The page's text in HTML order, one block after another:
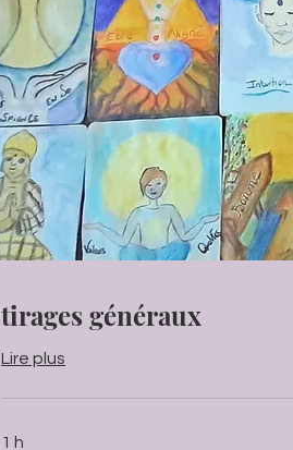
tirages généraux
Lire plus
1 h